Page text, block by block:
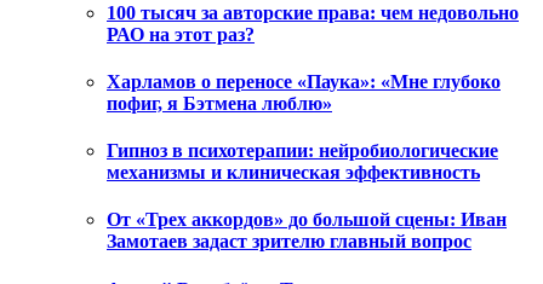
100 тысяч за авторские права: чем недовольно
РАО на этот раз?
Харламов о переносе «Паука»: «Мне глубоко
пофиг, я Бэтмена люблю»
Гипноз в психотерапии: нейробиологические
механизмы и клиническая эффективность
От «Трех аккордов» до большой сцены: Иван
Замотаев задаст зрителю главный вопрос